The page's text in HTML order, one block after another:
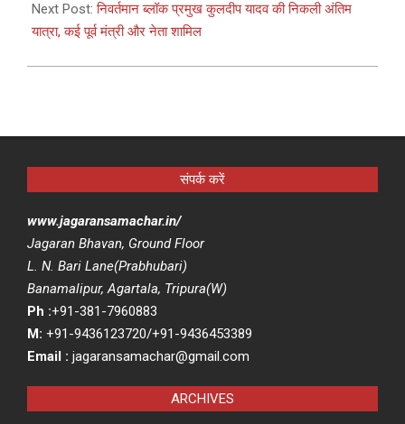
Next Post:निवर्तमान ब्लॉक प्रमुख कुलदीप यादव की निकली अंतिम
यात्रा, कई पूर्व मंत्री और नेता शामिल
संपर्क करें
www.jagaransamachar.in/
Jagaran Bhavan, Ground Floor
L. N. Bari Lane(Prabhubari)
Banamalipur, Agartala, Tripura(W)
Ph :+91-381-7960883
M: +91-9436123720/+91-9436453389
Email : jagaransamachar@gmail.com
ARCHIVES